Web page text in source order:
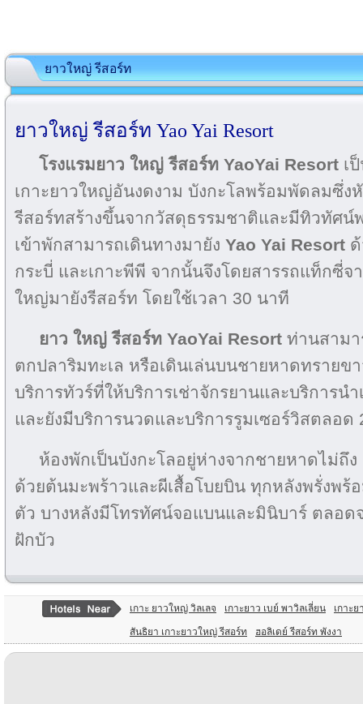
ยาวใหญ่ รีสอร์ท
ยาวใหญ่ รีสอร์ท Yao Yai Resort
โรงแรมยาว ใหญ่ รีสอร์ท YaoYai Resort เ
เกาะยาวใหญ่อันงดงาม บังกะโลพร้อมพัดลมซึ่ง
รีสอร์ทสร้างขึ้นจากวัสดุธรรมชาติและมีทิวทัศน์
เข้าพักสามารถเดินทางมายัง Yao Yai Resort
กระบี่ และเกาะพีพี จากนั้นจึงโดยสารรถแท็กซี่จ
ใหญ่มายังรีสอร์ท โดยใช้เวลา 30 นาที
ยาว ใหญ่ รีสอร์ท YaoYai Resort ท่านสามา
ตกปลาริมทะเล หรือเดินเล่นบนชายหาดทรายข
บริการทัวร์ที่ให้บริการเช่าจักรยานและบริการน
และยังมีบริการนวดและบริการรูมเซอร์วิสตลอด
ห้องพักเป็นบังกะโลอยู่ห่างจากชายหาดไม่ถึ
ด้วยต้นมะพร้าวและผีเสื้อโบยบิน ทุกหลังพรั่งพร้
ตัว บางหลังมีโทรทัศน์จอแบนและมินิบาร์ ตลอ
ฝักบัว
เกาะ ยาวใหญ่ วิลเลจ เกาะยาว เบย์ พาวิลเลี่ยน เกาะ
สันธิยา เกาะยาวใหญ่ รีสอร์ท ฮอลิเดย์ รีสอร์ท พังงา